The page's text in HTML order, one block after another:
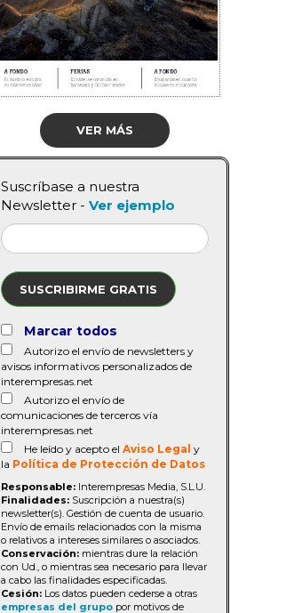
VER MÁS
Suscríbase a nuestra
Newsletter - Ver ejemplo
SUSCRIBIRME GRATIS
Marcar todos
Autorizo el envío de newsletters y
avisos informativos personalizados de
interempresas.net
Autorizo el envío de
comunicaciones de terceros vía
interempresas.net
He leído y acepto el Aviso Legal y
la Política de Protección de Datos
Responsable: Interempresas Media, S.L.U.
Finalidades: Suscripción a nuestra(s)
newsletter(s). Gestión de cuenta de usuario.
Envío de emails relacionados con la misma
o relativos a intereses similares o asociados.
Conservación: mientras dure la relación
con Ud., o mientras sea necesario para llevar
a cabo las finalidades especificadas.
Cesión: Los datos pueden cederse a otras
empresas del grupo por motivos de